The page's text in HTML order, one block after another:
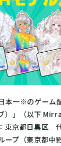
本一※のゲーム
）」（以下
東京都目黒区
ープ（東京都中